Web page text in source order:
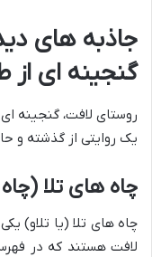
جاذبه های
گنجینه ای از
روستای لافت، گنجینه
یک روایتی از گذشته و
چاه های تلا
چاه های تلا (یا تلاو)
لافت هستند که در